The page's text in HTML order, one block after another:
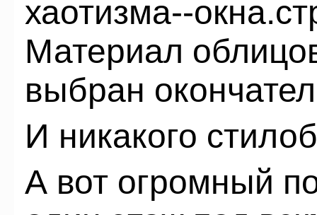
хаотизма--
Материал
выбран
И никакого
А вот огромный